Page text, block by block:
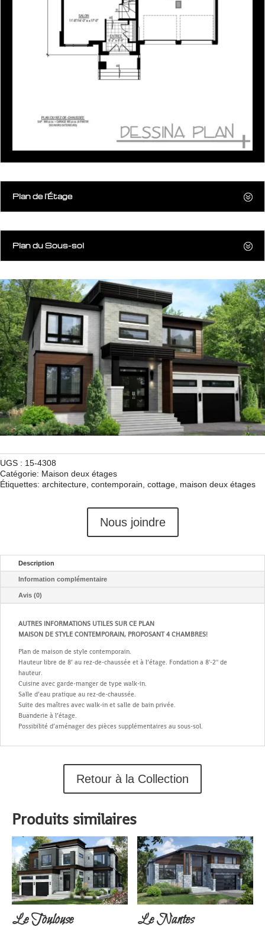
Plan de l'Étage
Plan du Sous-sol
UGS : 15-4308
Catégorie: Maison deux étages
Étiquettes: architecture contemporain cottage maison deux étages
Nous joindre
Description
Information complémentaire
Avis (0)
AUTRES INFORMATIONS UTILES SUR CE PLAN
MAISON DE STYLE CONTEMPORAIN, PROPOSANT 4 CHAMBRES!
Plan de maison de style contemporain.
Hauteur libre de 8’ au rez-de-chaussée et à l’étage. Fondation a 8'-2'' de
hauteur.
Cuisine avec garde-manger de type walk-in.
Salle d’eau pratique au rez-de-chaussée.
Suite des maîtres avec walk-in et salle de bain privée.
Buanderie à l’étage.
Possibilité d’aménager des pièces supplémentaires au sous-sol.
Retour à la Collection
Produits similaires
Le Toulouse Le Nantes